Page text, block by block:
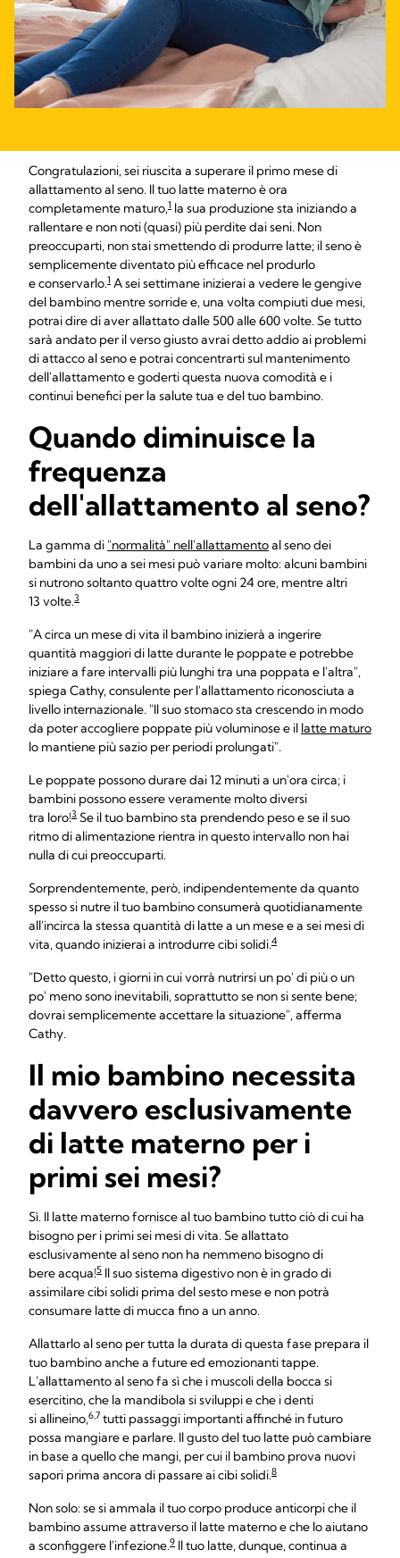
Congratulazioni, sei riuscita a superare il primo mese di
allattamento al seno. Il tuo latte materno è ora
completamente maturo,1 la sua produzione sta iniziando a
rallentare e non noti (quasi) più perdite dai seni. Non
preoccuparti, non stai smettendo di produrre latte; il seno è
semplicemente diventato più efficace nel produrlo
e conservarlo.1 A sei settimane inizierai a vedere le gengive
del bambino mentre sorride e, una volta compiuti due mesi,
potrai dire di aver allattato dalle 500 alle 600 volte. Se tutto
sarà andato per il verso giusto avrai detto addio ai problemi
di attacco al seno e potrai concentrarti sul mantenimento
dell'allattamento e goderti questa nuova comodità e i
continui benefici per la salute tua e del tuo bambino.
Quando diminuisce la
frequenza
dell'allattamento al seno?
La gamma di "normalità" nell'allattamentoal seno dei
bambini da uno a sei mesi può variare molto: alcuni bambini
si nutrono soltanto quattro volte ogni 24 ore, mentre altri
13 volte.3
"A circa un mese di vita il bambino inizierà a ingerire
quantità maggiori di latte durante le poppate e potrebbe
iniziare a fare intervalli più lunghi tra una poppata e l'altra",
spiega Cathy, consulente per l'allattamento riconosciuta a
livello internazionale. "Il suo stomaco sta crescendo in modo
da poter accogliere poppate più voluminose e il latte maturo
lo mantiene più sazio per periodi prolungati".
Le poppate possono durare dai 12 minuti a un'ora circa; i
bambini possono essere veramente molto diversi
tra loro!3 Se il tuo bambino sta prendendo peso e se il suo
ritmo di alimentazione rientra in questo intervallo non hai
nulla di cui preoccuparti.
Sorprendentemente, però, indipendentemente da quanto
spesso si nutre il tuo bambino consumerà quotidianamente
all'incirca la stessa quantità di latte a un mese e a sei mesi di
vita, quando inizierai a introdurre cibi solidi.4
"Detto questo, i giorni in cui vorrà nutrirsi un po' di più o un
po' meno sono inevitabili, soprattutto se non si sente bene;
dovrai semplicemente accettare la situazione", afferma
Cathy.
Il mio bambino necessita
davvero esclusivamente
di latte materno per i
primi sei mesi?
Sì. Il latte materno fornisce al tuo bambino tutto ciò di cui ha
bisogno per i primi sei mesi di vita. Se allattato
esclusivamente al seno non ha nemmeno bisogno di
bere acqua!5 Il suo sistema digestivo non è in grado di
assimilare cibi solidi prima del sesto mese e non potrà
consumare latte di mucca fino a un anno.
Allattarlo al seno per tutta la durata di questa fase prepara il
tuo bambino anche a future ed emozionanti tappe.
L'allattamento al seno fa sì che i muscoli della bocca si
esercitino, che la mandibola si sviluppi e che i denti
si allineino,6,7 tutti passaggi importanti affinché in futuro
possa mangiare e parlare. Il gusto del tuo latte può cambiare
in base a quello che mangi, per cui il bambino prova nuovi
sapori prima ancora di passare ai cibi solidi.8
Non solo: se si ammala il tuo corpo produce anticorpi che il
bambino assume attraverso il latte materno e che lo aiutano
a sconfiggere l'infezione.9 Il tuo latte, dunque, continua a